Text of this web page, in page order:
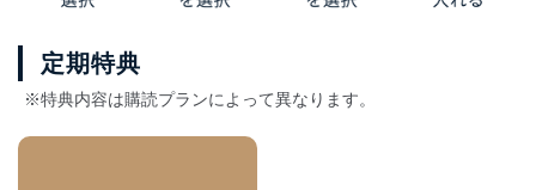
定期特典
※特典内容は購読プランによって異なります。